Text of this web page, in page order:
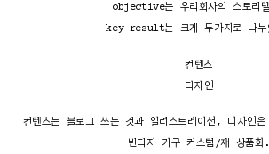
objective는 우리회사의 스토리
key result는 크게 두가지로 나누
컨텐츠
디자인
컨텐츠는 블로그 쓰는 것과 일러스트레이션, 디자인
빈티지 가구 커스텀/재 상품화.